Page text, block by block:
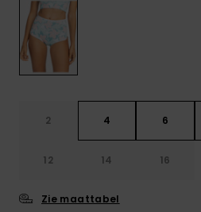
2 4 6
12 14 16
Zie maattabel